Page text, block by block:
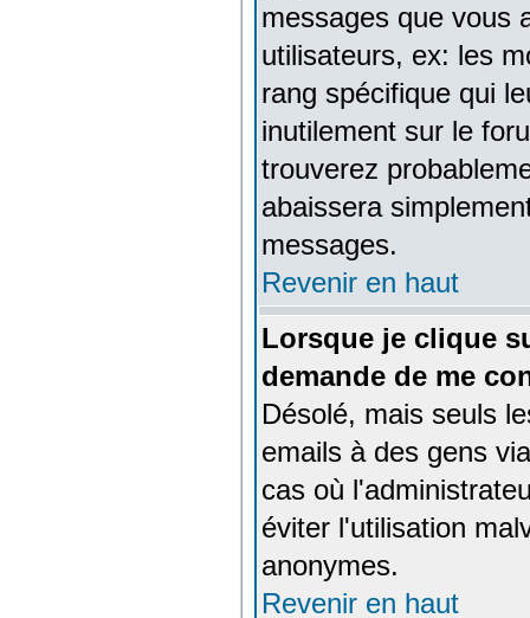
messages que vous
utilisateurs, ex: les
rang spécifique qui
inutilement sur le
trouverez
abaissera
messages.
Revenir en haut
Lorsque je clique
demande de me
Désolé, mais seuls
emails à des gens
cas où
éviter l'utilisation
anonymes.
Revenir en haut